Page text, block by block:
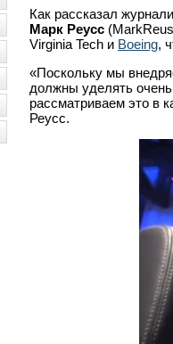
Как рассказал
Марк Реусс
Virginia Tech и Boeing,
«Поскольку мы
должны уделять
рассматриваем это в
Реусс.